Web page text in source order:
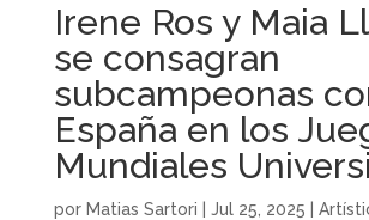
Irene Ros y Maia
se consagran
subcampeonas
España en los
Mundiales
por Matias Sartori Jul 25, 2025